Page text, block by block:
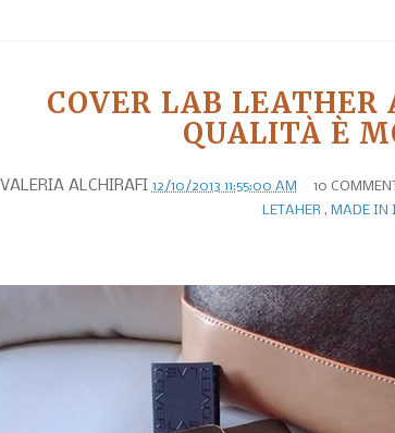
COVER LAB LEATHER
QUALITÀ È
VALERIA ALCHIRAFI 12/10/2013 11:55:00 AM 10
LETAHER , MADE IN